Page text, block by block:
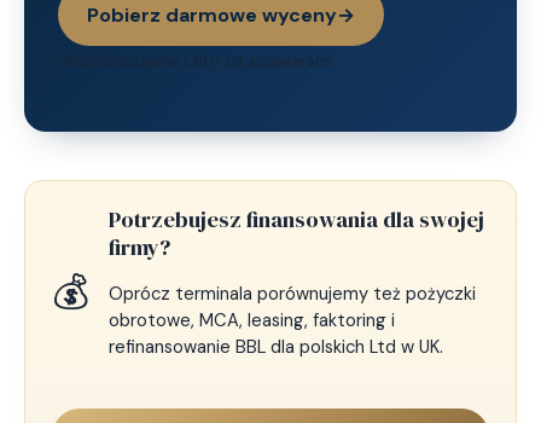
Pobierz darmowe wyceny→
Współpracujemy z 80+ UK acquirerami
💰
Potrzebujesz finansowania dla swojej
firmy?
Oprócz terminala porównujemy też pożyczki
obrotowe, MCA, leasing, faktoring i
refinansowanie BBL dla polskich Ltd w UK.